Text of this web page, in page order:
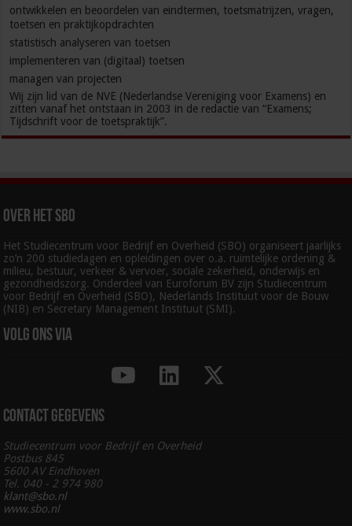
ontwikkelen en beoordelen van eindtermen, toetsmatrijzen, vragen,
toetsen en praktijkopdrachten
statistisch analyseren van toetsen
implementeren van (digitaal) toetsen
managen van projecten
Wij zijn lid van de NVE (Nederlandse Vereniging voor Examens) en
zitten vanaf het ontstaan in 2003 in de redactie van “Examens;
Tijdschrift voor de toetspraktijk”.
Over het SBO
Het Studiecentrum voor Bedrijf en Overheid (SBO) organiseert jaarlijks
zo’n 200 studiedagen en opleidingen over o.a. ruimtelijke ordening &
milieu, bestuur, verkeer & vervoer, sociale zekerheid, onderwijs en
gezondheidszorg. Onderdeel van Euroforum BV zijn Studiecentrum
voor Bedrijf en Overheid (SBO), Nederlands Instituut voor de Bouw
(NIB) en Secretary Management Instituut (SMI).
Volg ons via
Contact gegevens
Studiecentrum voor Bedrijf en Overheid
Postbus 845
5600 AV Eindhoven
Tel. 040 - 2 974 980
klant@sbo.nl
www.sbo.nl